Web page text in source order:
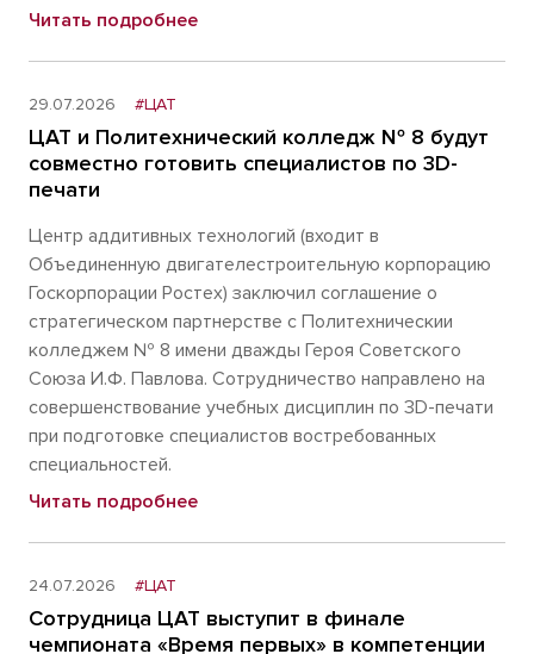
Читать подробнее
29.07.2026 #ЦАТ
ЦАТ и Политехнический колледж № 8 будут
совместно готовить специалистов по 3D-
печати
Центр аддитивных технологий (входит в
Объединенную двигателестроительную корпорацию
Госкорпорации Ростех) заключил соглашение о
стратегическом партнерстве с Политехническии
колледжем № 8 имени дважды Героя Советского
Союза И.Ф. Павлова. Сотрудничество направлено на
совершенствование учебных дисциплин по 3D-печати
при подготовке специалистов востребованных
специальностей.
Читать подробнее
24.07.2026 #ЦАТ
Сотрудница ЦАТ выступит в финале
чемпионата «Время первых» в компетенции